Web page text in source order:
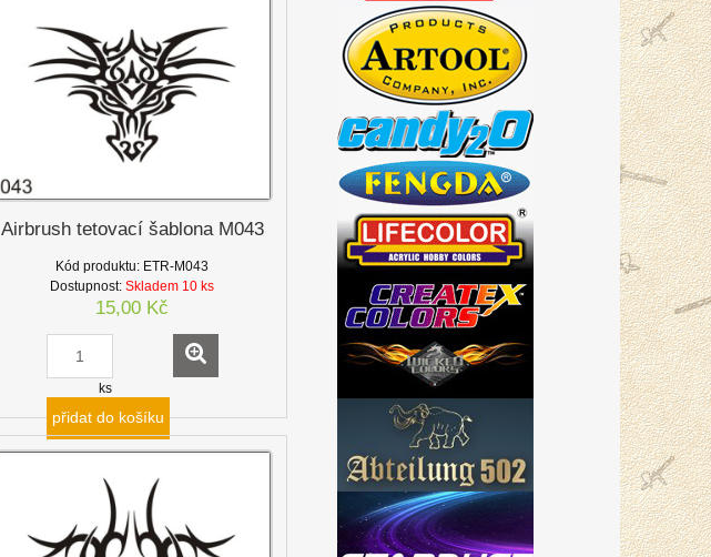
Airbrush tetovací šablona M043
Kód produktu: ETR-M043
Dostupnost: Skladem 10 ks
15,00 Kč
ks
přidat do košíku